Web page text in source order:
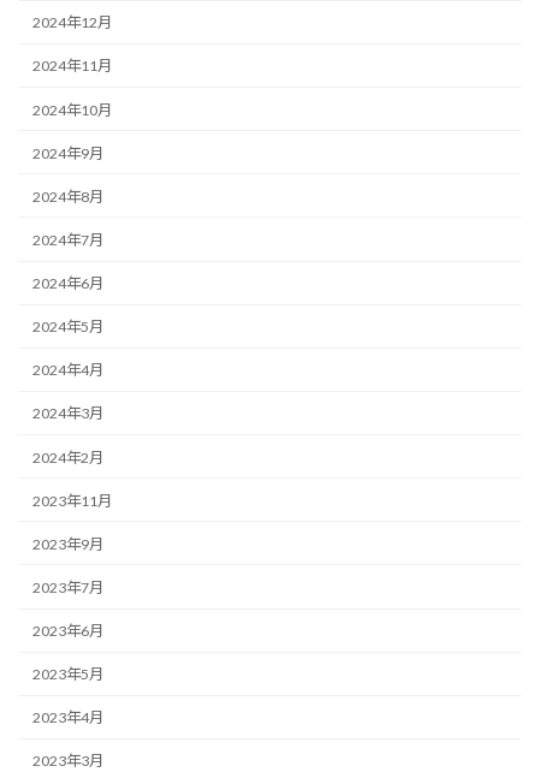
2024年12月
2024年11月
2024年10月
2024年9月
2024年8月
2024年7月
2024年6月
2024年5月
2024年4月
2024年3月
2024年2月
2023年11月
2023年9月
2023年7月
2023年6月
2023年5月
2023年4月
2023年3月